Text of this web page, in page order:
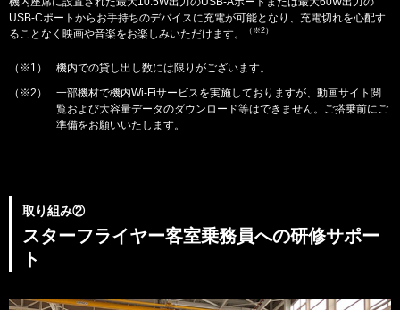
USB-Cポートからお手持ちのデバイスに充電が可能となり、充電切れを心配す
ることなく映画や音楽をお楽しみいただけます。
（※2）
（※1）
機内での貸し出し数には限りがございます。
（※2）
一部機材で機内Wi-Fiサービスを実施しておりますが、動画サイト閲
覧および大容量データのダウンロード等はできません。ご搭乗前にご
準備をお願いいたします。
取り組み②
スターフライヤー客室乗務員への研修サポー
ト